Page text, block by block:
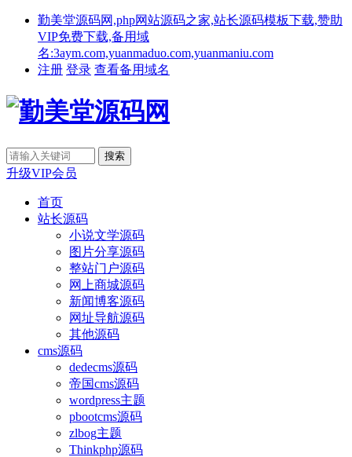
勤美堂源码网,php网站源码之家,站长源码模板下载,赞助
VIP免费下载,备用域
名:3aym.com,yuanmaduo.com,yuanmaniu.com
注册 登录 查看备用域名
升级VIP会员
首页
站长源码
小说文学源码
图片分享源码
整站门户源码
网上商城源码
新闻博客源码
网址导航源码
其他源码
cms源码
dedecms源码
帝国cms源码
wordpress主题
pbootcms源码
zlbog主题
Thinkphp源码